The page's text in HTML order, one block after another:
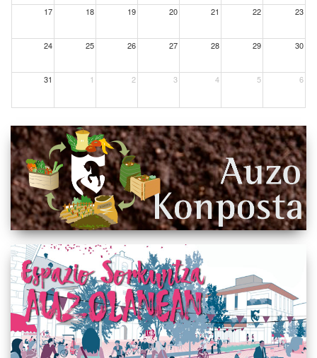
17 18 19 20 21 22 23
24 25 26 27 28 29 30
31 1 2 3 4 5 6